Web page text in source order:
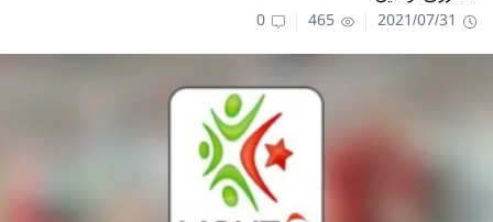
2021/07/31
465
0